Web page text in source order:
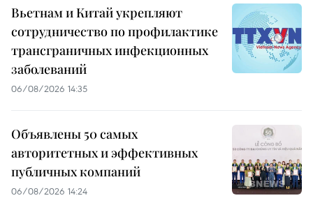
Вьетнам и Китай укрепляют
сотрудничество по профилактике
трансграничных инфекционных
заболеваний
06/08/2026 14:35
Объявлены 50 самых
авторитетных и эффективных
публичных компаний
06/08/2026 14:24